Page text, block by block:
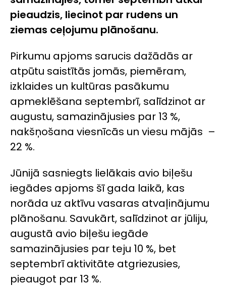
pieaudzis, liecinot par rudens un
ziemas ceļojumu plānošanu.
Pirkumu apjoms sarucis dažādās ar
atpūtu saistītās jomās, piemēram,
izklaides un kultūras pasākumu
apmeklēšana septembrī, salīdzinot ar
augustu, samazinājusies par 13 %,
nakšņošana viesnīcās un viesu mājās –
22 %.
Jūnijā sasniegts lielākais avio biļešu
iegādes apjoms šī gada laikā, kas
norāda uz aktīvu vasaras atvaļinājumu
plānošanu. Savukārt, salīdzinot ar jūliju,
augustā avio biļešu iegāde
samazinājusies par teju 10 %, bet
septembrī aktivitāte atgriezusies,
pieaugot par 13 %.